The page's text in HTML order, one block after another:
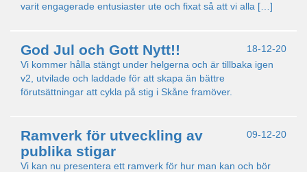
varit engagerade entusiaster ute och fixat så att vi alla […]
18-12-20
God Jul och Gott Nytt!!
Vi kommer hålla stängt under helgerna och är tillbaka igen
v2, utvilade och laddade för att skapa än bättre
förutsättningar att cykla på stig i Skåne framöver.
09-12-20
Ramverk för utveckling av
publika stigar
Vi kan nu presentera ett ramverk för hur man kan och bör